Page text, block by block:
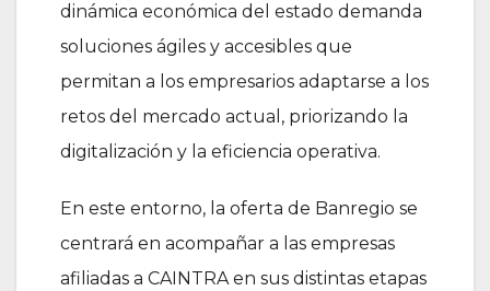
dinámica económica del estado demanda
soluciones ágiles y accesibles que
permitan a los empresarios adaptarse a los
retos del mercado actual, priorizando la
digitalización y la eficiencia operativa.
En este entorno, la oferta de Banregio se
centrará en acompañar a las empresas
afiliadas a CAINTRA en sus distintas etapas